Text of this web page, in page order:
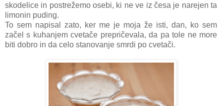
skodelice in postrežemo osebi, ki ne ve iz česa je narejen ta
limonin puding.
To sem napisal zato, ker me je moja že isti, dan, ko sem
začel s kuhanjem cvetače prepričevala, da pa tole ne more
biti dobro in da celo stanovanje smrdi po cvetači.